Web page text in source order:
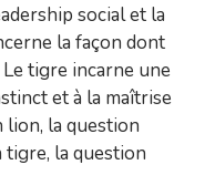
social et la
la façon dont
tigre incarne une
et à la maîtrise
lion, la question
tigre, la question